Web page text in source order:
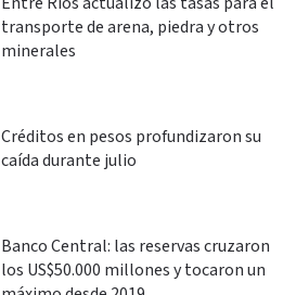
transporte de arena, piedra y otros
minerales
Créditos en pesos profundizaron su
caída durante julio
Banco Central: las reservas cruzaron
los US$50.000 millones y tocaron un